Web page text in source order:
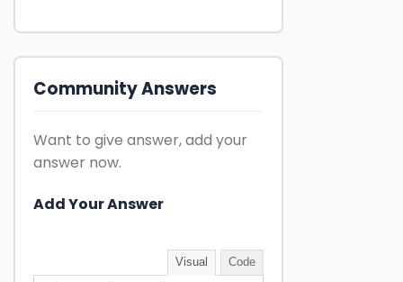
Community Answers
Want to give answer, add your
answer now.
Add Your Answer
Visual Code